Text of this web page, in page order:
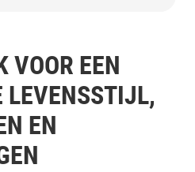
VOOR EEN
LEVENSSTIJL,
EN